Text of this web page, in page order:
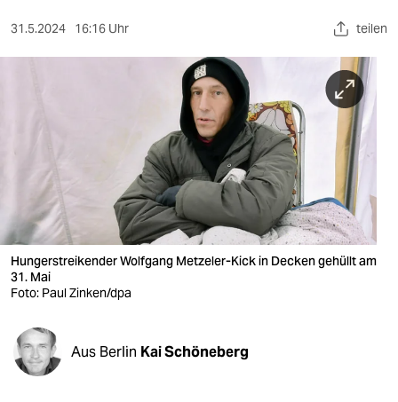
sport
nord
wahrheit
verlag
verlag
veranstaltungen
fragen & hilfe
31.5.2024 16:16 Uhr teilen
Hungerstreikender Wolfgang Metzeler-Kick in Decken gehüllt am
31. Mai
Foto: Paul Zinken/dpa
Aus Berlin Kai Schöneberg